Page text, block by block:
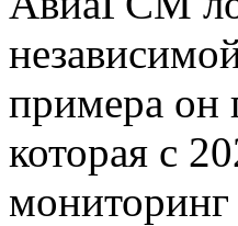
примера он
которая с
мониторинг